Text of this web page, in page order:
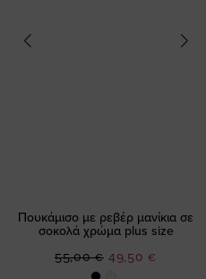
Πουκάμισο με ρεβέρ μανίκια σε
σοκολά χρώμα plus size
Ειδική
49,50 €
55,00 €